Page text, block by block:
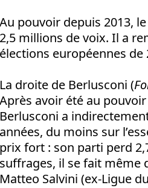
Au pouvoir depuis 2013,
2,5 millions de voix. Il a
élections européennes de
La droite de Berlusconi (
Après avoir été au
Berlusconi a
années, du moins sur
prix fort : son parti perd
suffrages, il se fait même
Matteo Salvini (ex-Ligue